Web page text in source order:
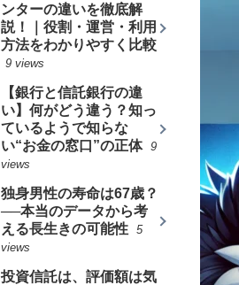
ンターの違いを徹底解
説！｜役割・運営・利用
方法をわかりやすく比較
9 views
【銀行と信託銀行の違
い】何がどう違う？知っ
ているようで知らな
い“お金の窓口”の正体 9
views
独身男性の寿命は67歳？
──本当のデータから考
える長生きの可能性 5
views
投資信託は、評価額は気